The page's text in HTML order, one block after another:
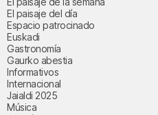
El paisaje del día
Espacio patrocinado
Euskadi
Gastronomía
Gaurko abestia
Informativos
Internacional
Jaialdi 2025
Música